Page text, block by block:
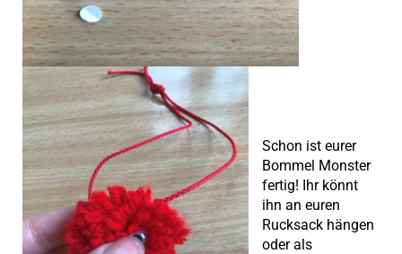
Schon ist eurer
Bommel Monster
fertig! Ihr könnt
ihn an euren
Rucksack hängen
oder als